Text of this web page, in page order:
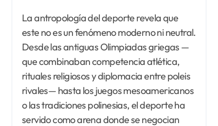
La antropología del deporte revela que
este no es un fenómeno moderno ni neutral.
Desde las antiguas Olimpiadas griegas —
que combinaban competencia atlética,
rituales religiosos y diplomacia entre poleis
rivales— hasta los juegos mesoamericanos
o las tradiciones polinesias, el deporte ha
servido como arena donde se negocian